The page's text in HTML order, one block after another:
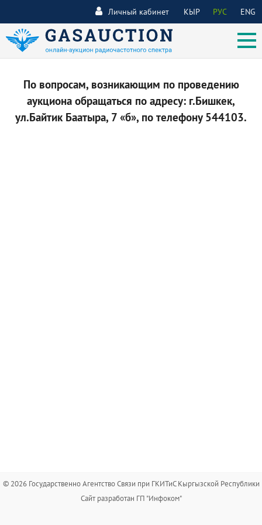
КЫР РУС ENG
Личный кабинет
По вопросам, возникающим по проведению
аукциона обращаться по адресу: г.Бишкек,
ул.Байтик Баатыра, 7 «б», по телефону 544103.
© 2026 Государственно Агентство Связи при ГКИТиС Кыргызской Республики
Сайт разработан ГП "Инфоком"